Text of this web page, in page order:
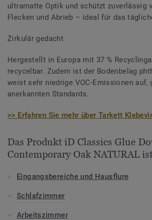
ultramatte Optik und schützt zuverlässig
Flecken und Abrieb – ideal für das
Zirkulär gedacht
Hergestellt in Europa mit 37 %
recycelbar. Zudem ist der Bodenbelag
weist sehr niedrige VOC-Emissionen auf,
anerkannten Standards.
>> Erfahren Sie mehr über Tarkett
Das Produkt iD Classics Glue
Contemporary Oak NATURAL
Eingangsbereiche und Hausflure
Schlafzimmer
Arbeitszimmer